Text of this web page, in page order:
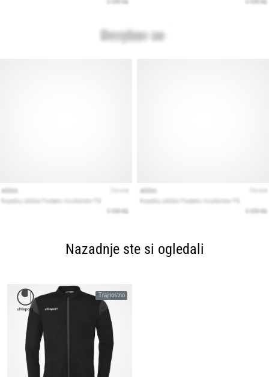
Nazadnje ste si ogledali
Trajnostno